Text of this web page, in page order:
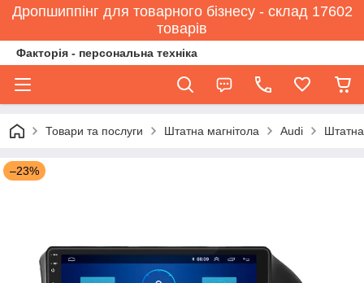
Дропшиппінг для товарного бізнесу - склад 17602
товарів
Факторія - персональна техніка
Товари та послуги Штатна магнітола Audi
–23%